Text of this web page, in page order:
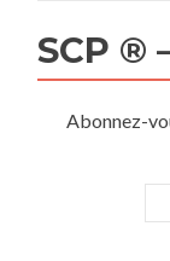
–
Catégories
SCP ®
Abonnez-